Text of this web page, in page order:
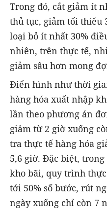
Trong đó, cắt giảm ít
thủ tục, giảm tối thiểu
loại bỏ ít nhất 30%
nhiên, trên thực tế,
giảm sâu hơn mong
Điển hình như thời
hàng hóa xuất nhập
lần theo phương án
giảm từ 2 giờ xuống
tra thực tế hàng hóa
5,6 giờ. Đặc biệt,
kho bãi, quy trình
tới 50% số bước, rút
ngày xuống chỉ còn 7